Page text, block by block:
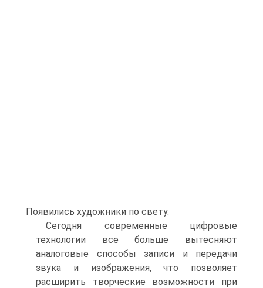
Появились художники по све­ту.
Сегодня современные цифровые
технологии все больше вытесня­ют
аналоговые способы записи и передачи
звука и изображения, что позво­ляет
расширить творческие возможности при